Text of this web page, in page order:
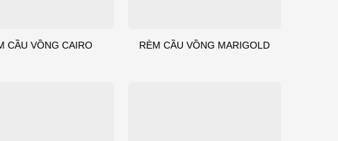
CẦU VỒNG CAIRO RÈM CẦU VỒNG MARIGOLD